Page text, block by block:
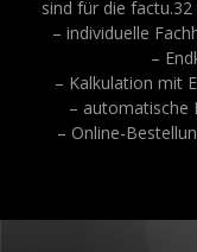
sind für die
– individuelle
–
– Kalkulation mit
– automatische
– Online-